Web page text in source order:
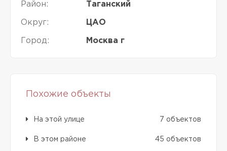
Район: Таганский
Округ: ЦАО
Город: Москва г
Похожие объекты
На этой улице 7 объектов
В этом районе 45 объектов